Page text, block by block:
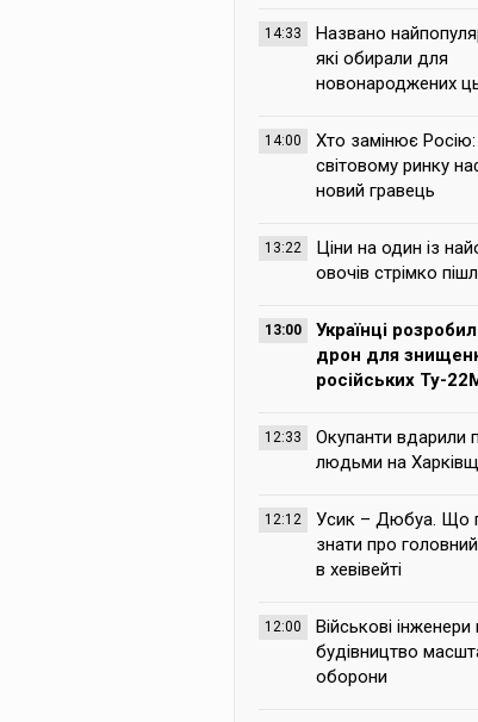
14:33
Названо
які обирали для
новонароджених
14:00
Хто замінює
світовому ринку
новий гравець
13:22
Ціни на один із
овочів стрімко
13:00
Українці
дрон для
російських Ту-
12:33
Окупанти вдарили
людьми на
12:12
Усик – Дюбуа. Що
знати про
в хевівейті
12:00
Військові
будівництво
оборони